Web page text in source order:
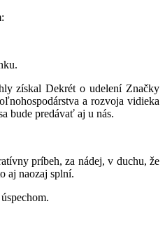
získal Dekrét o udelení Značky
a rozvoja vidieka
bude predávať aj u nás.
príbeh, za nádej, v duchu, že
aj naozaj splní.